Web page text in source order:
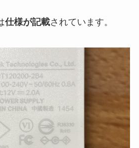
仕様が記載されています。